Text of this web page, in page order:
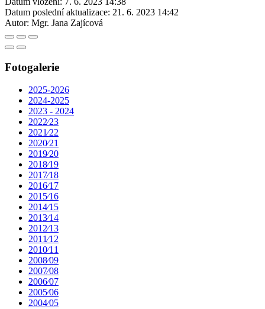
Datum poslední aktualizace: 21. 6. 2023 14:42
Autor: Mgr. Jana Zajícová
Fotogalerie
2025-2026
2024-2025
2023 - 2024
2022⁄23
2021⁄22
2020⁄21
2019⁄20
2018⁄19
2017⁄18
2016⁄17
2015⁄16
2014⁄15
2013⁄14
2012⁄13
2011⁄12
2010⁄11
2008⁄09
2007⁄08
2006⁄07
2005⁄06
2004⁄05